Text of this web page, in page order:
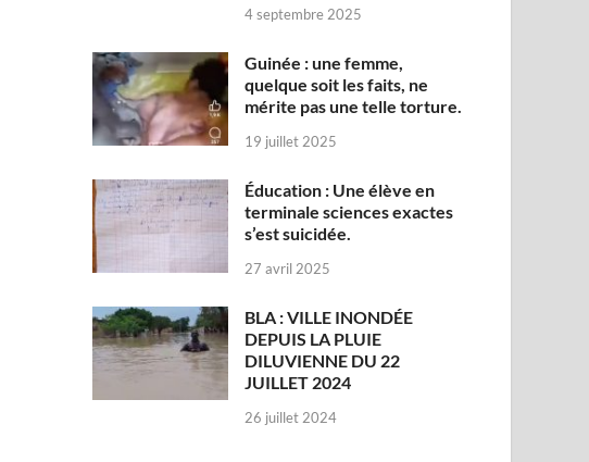
4 septembre 2025
Guinée : une femme,
quelque soit les faits, ne
mérite pas une telle torture.
19 juillet 2025
Éducation : Une élève en
terminale sciences exactes
s’est suicidée.
27 avril 2025
BLA : VILLE INONDÉE
DEPUIS LA PLUIE
DILUVIENNE DU 22
JUILLET 2024
26 juillet 2024